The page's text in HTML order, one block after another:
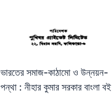
ভারতের সমাজ-কাঠামো ও উন্নয়ন-
পন্থা : নীহার কুমার সরকার বাংলা বই